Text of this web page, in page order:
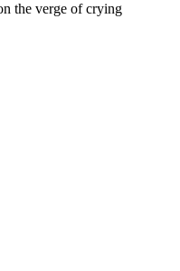
the verge of crying